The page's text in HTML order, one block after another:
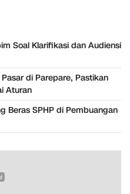
Soal Klarifikasi dan Audiensi
di Parepare, Pastikan
Aturan
Beras SPHP di Pembuangan